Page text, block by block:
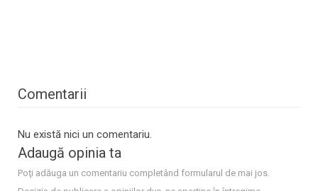
Comentarii
Nu există nici un comentariu.
Adaugă opinia ta
Poţi adăuga un comentariu completând formularul de mai jos.